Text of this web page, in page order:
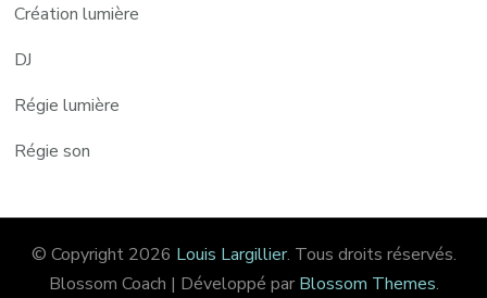
Création lumière
DJ
Régie lumière
Régie son
© Copyright 2026 Louis Largillier. Tous droits réservés.
Blossom Coach | Développé par Blossom Themes.